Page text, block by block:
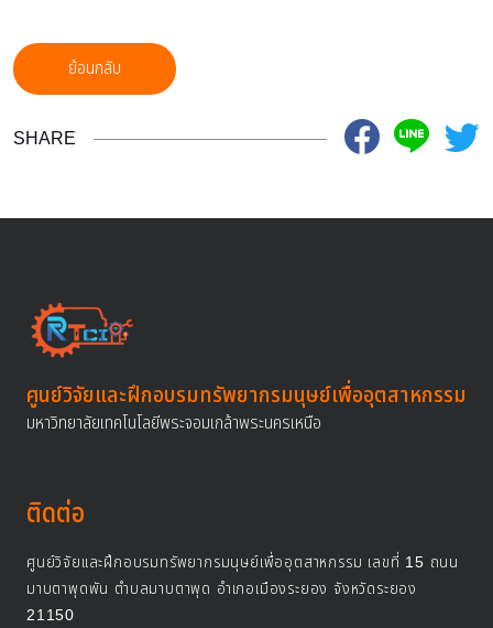
SHARE
ย้อนกลับ
ศูนย์วิจัยและฝึกอบรมทรัพยากรมนุษย์เพื่ออุตสาหกรรม
มหาวิทยาลัยเทคโนโลยีพระจอมเกล้าพระนครเหนือ
ติดต่อ
ศูนย์วิจัยและฝึกอบรมทรัพยากรมนุษย์เพื่ออุตสาหกรรม เลขที่ 15 ถนน
มาบตาพุดพัน ตำบลมาบตาพุด อำเภอเมืองระยอง จังหวัดระยอง
21150